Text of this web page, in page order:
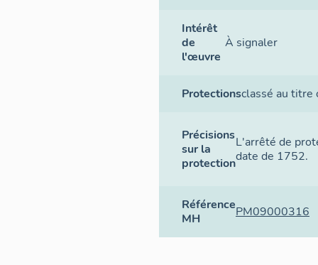
Intérêt
de
l'œuvre
À signaler
Protectionsclassé au titre
Précisions
sur la
protection
L'arrêté de
date de 1752.
Référence
MH
PM09000316